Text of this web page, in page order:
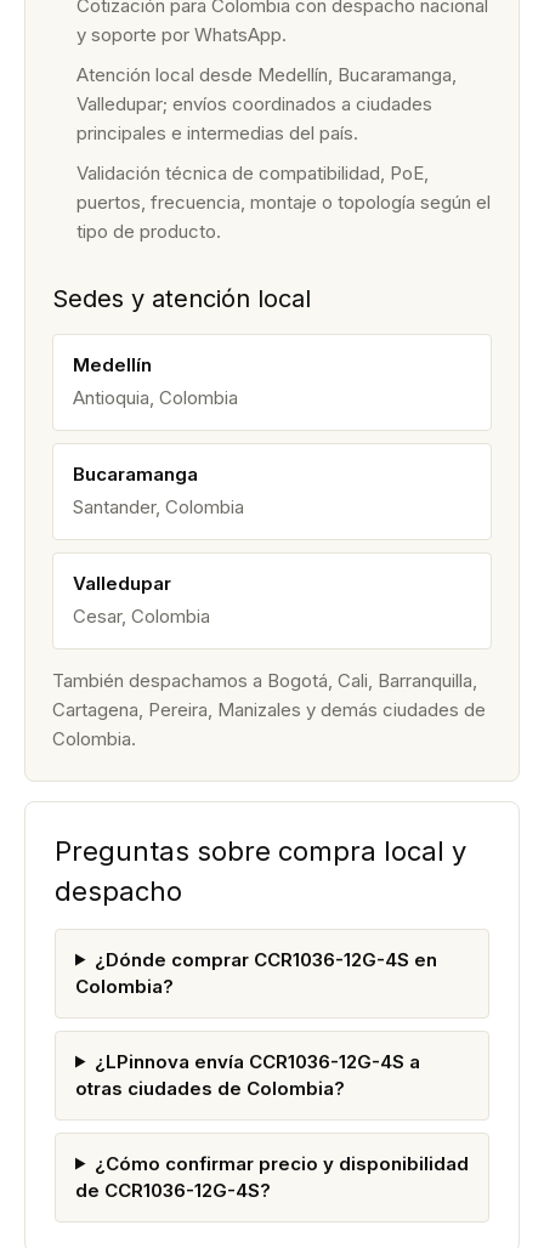
Cotización para Colombia con despacho nacional
y soporte por WhatsApp.
Atención local desde Medellín, Bucaramanga,
Valledupar; envíos coordinados a ciudades
principales e intermedias del país.
Validación técnica de compatibilidad, PoE,
puertos, frecuencia, montaje o topología según el
tipo de producto.
Sedes y atención local
Medellín
Antioquia, Colombia
Bucaramanga
Santander, Colombia
Valledupar
Cesar, Colombia
También despachamos a Bogotá, Cali, Barranquilla,
Cartagena, Pereira, Manizales y demás ciudades de
Colombia.
Preguntas sobre compra local y
despacho
¿Dónde comprar CCR1036-12G-4S en
Colombia?
¿LPinnova envía CCR1036-12G-4S a
otras ciudades de Colombia?
¿Cómo confirmar precio y disponibilidad
de CCR1036-12G-4S?